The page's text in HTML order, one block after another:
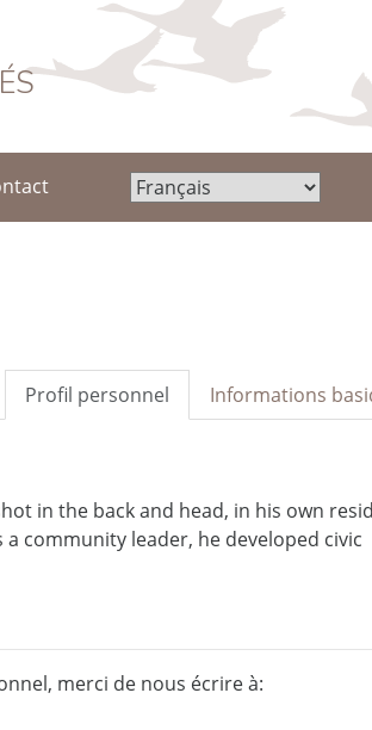
Informations
Profil personnel
in the back and head, in his own
community leader, he developed civic
merci de nous écrire à: